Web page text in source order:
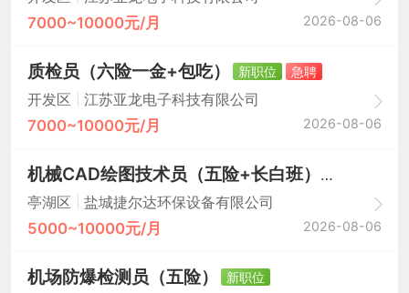
7000~10000元/月 2026-08-06
质检员（六险一金+包吃） 新职位
急聘
开发区
江苏亚龙电子科技有限公司
7000~10000元/月 2026-08-06
机械CAD绘图技术员（五险+长白班）
亭湖区
盐城捷尔达环保设备有限公司
5000~10000元/月 2026-08-06
机场防爆检测员（五险）
新职位